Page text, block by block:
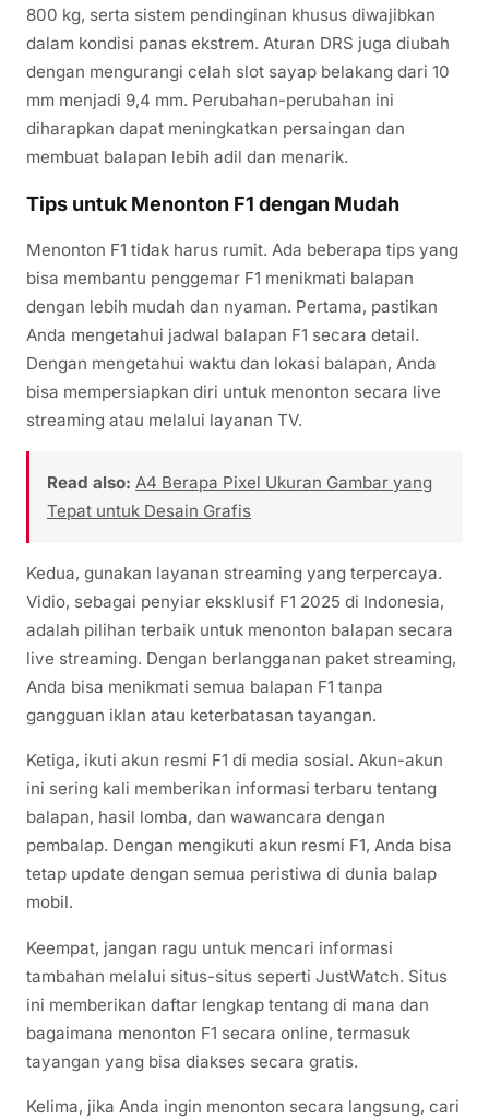
800 kg, serta sistem pendinginan khusus diwajibkan
dalam kondisi panas ekstrem. Aturan DRS juga diubah
dengan mengurangi celah slot sayap belakang dari 10
mm menjadi 9,4 mm. Perubahan-perubahan ini
diharapkan dapat meningkatkan persaingan dan
membuat balapan lebih adil dan menarik.
Tips untuk Menonton F1 dengan Mudah
Menonton F1 tidak harus rumit. Ada beberapa tips yang
bisa membantu penggemar F1 menikmati balapan
dengan lebih mudah dan nyaman. Pertama, pastikan
Anda mengetahui jadwal balapan F1 secara detail.
Dengan mengetahui waktu dan lokasi balapan, Anda
bisa mempersiapkan diri untuk menonton secara live
streaming atau melalui layanan TV.
Read also: A4 Berapa Pixel Ukuran Gambar yang
Tepat untuk Desain Grafis
Kedua, gunakan layanan streaming yang terpercaya.
Vidio, sebagai penyiar eksklusif F1 2025 di Indonesia,
adalah pilihan terbaik untuk menonton balapan secara
live streaming. Dengan berlangganan paket streaming,
Anda bisa menikmati semua balapan F1 tanpa
gangguan iklan atau keterbatasan tayangan.
Ketiga, ikuti akun resmi F1 di media sosial. Akun-akun
ini sering kali memberikan informasi terbaru tentang
balapan, hasil lomba, dan wawancara dengan
pembalap. Dengan mengikuti akun resmi F1, Anda bisa
tetap update dengan semua peristiwa di dunia balap
mobil.
Keempat, jangan ragu untuk mencari informasi
tambahan melalui situs-situs seperti JustWatch. Situs
ini memberikan daftar lengkap tentang di mana dan
bagaimana menonton F1 secara online, termasuk
tayangan yang bisa diakses secara gratis.
Kelima, jika Anda ingin menonton secara langsung, cari